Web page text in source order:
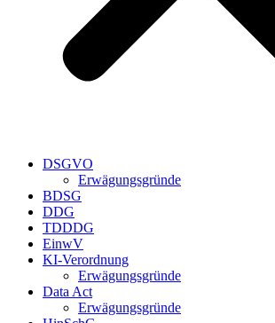
DSGVO
Erwägungsgründe
BDSG
DDG
TDDDG
EinwV
KI-Verordnung
Erwägungsgründe
Data Act
Erwägungsgründe